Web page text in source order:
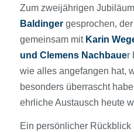
Zum zweijährigen
Baldinger gesprochen,
gemeinsam mit Karin
und Clemens Nachbauer
wie alles angefangen hat,
besonders überrascht
ehrliche Austausch heute
Ein persönlicher